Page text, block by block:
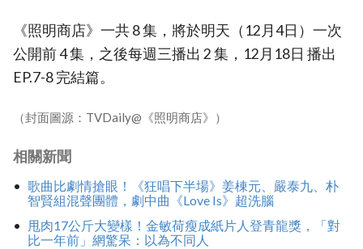
《照明商店》一共 8 集，將於明天（12月4日）一次
公開前 4 集，之後每週三播出 2 集，12月18日 播出
EP.7-8 完結篇。
（封面圖源：TVDaily@《照明商店》）
相關新聞
歌曲比劇情搶眼！《狂唱下半場》姜棟元、嚴泰九、朴
智賢組混聲團體，劇中曲《Love Is》超洗腦
甩肉17公斤大變樣！金敏荷瘦成紙片人登青龍獎，「對
比一年前」網驚呆：以為不同人